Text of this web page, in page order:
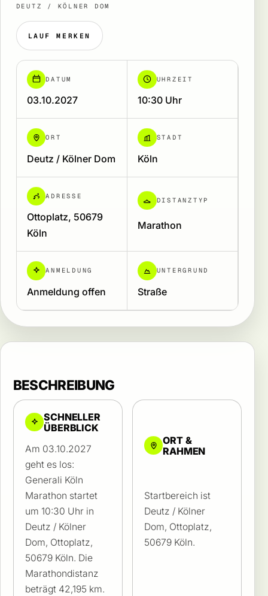
DEUTZ / KÖLNER DOM
LAUF MERKEN
DATUM
03.10.2027
UHRZEIT
10:30 Uhr
ORT
Deutz / Kölner Dom
STADT
Köln
ADRESSE
Ottoplatz, 50679
Köln
DISTANZTYP
Marathon
ANMELDUNG
Anmeldung offen
UNTERGRUND
Straße
BESCHREIBUNG
SCHNELLER
ÜBERBLICK
Am 03.10.2027
geht es los:
Generali Köln
Marathon startet
um 10:30 Uhr in
Deutz / Kölner
Dom, Ottoplatz,
50679 Köln. Die
Marathondistanz
beträgt 42,195 km.
ORT &
RAHMEN
Startbereich ist
Deutz / Kölner
Dom, Ottoplatz,
50679 Köln.